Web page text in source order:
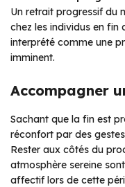
Un retrait progressif du
chez les individus en fin
interprété comme une
imminent.
Accompagner
Sachant que la fin est
réconfort par des
Rester aux côtés du
atmosphère sereine
affectif lors de cette